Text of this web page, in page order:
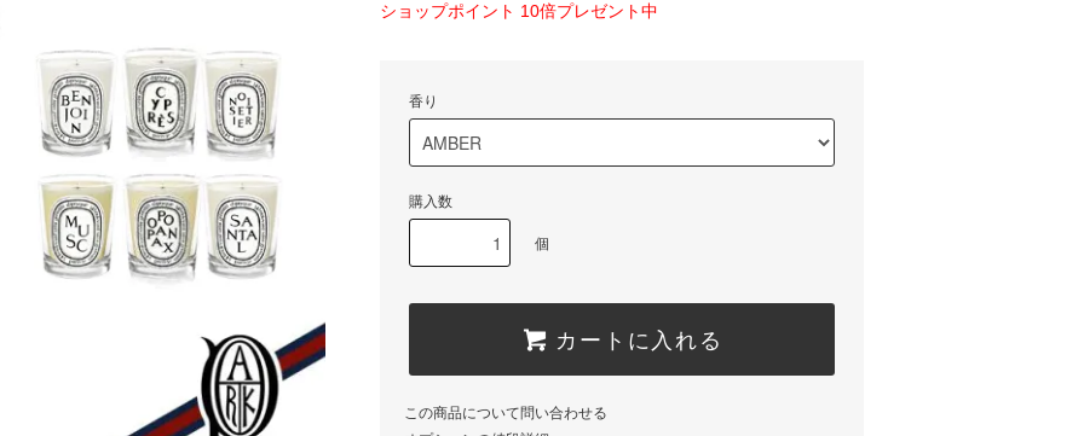
ショップポイント 10倍プレゼント中
香り
購入数
個
カートに入れる
この商品について問い合わせる